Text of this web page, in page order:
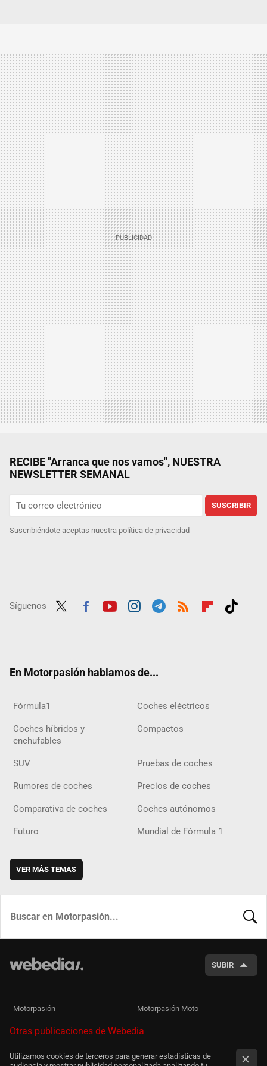
RECIBE "Arranca que nos vamos", NUESTRA
NEWSLETTER SEMANAL
SUSCRIBIR
Suscribiéndote aceptas nuestra política de privacidad
Síguenos
En Motorpasión hablamos de...
Fórmula1 Coches eléctricos
Coches híbridos y
enchufables
Compactos
SUV Pruebas de coches
Rumores de coches Precios de coches
Comparativa de coches Coches autónomos
Futuro Mundial de Fórmula 1
VER MÁS TEMAS
SUBIR
Motorpasión Motorpasión Moto
Otras publicaciones de Webedia
Utilizamos cookies de terceros para generar estadísticas de